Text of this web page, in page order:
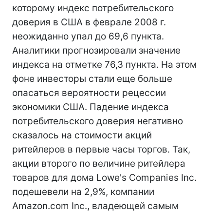
которому индекс потребительского
доверия в США в феврале 2008 г.
неожиданно упал до 69,6 пункта.
Аналитики прогнозировали значение
индекса на отметке 76,3 пункта. На этом
фоне инвесторы стали еще больше
опасаться вероятности рецессии
экономики США. Падение индекса
потребительского доверия негативно
сказалось на стоимости акций
ритейлеров в первые часы торгов. Так,
акции второго по величине ритейлера
товаров для дома Lowe's Companies Inc.
подешевели на 2,9%, компании
Amazon.com Inc., владеющей самым